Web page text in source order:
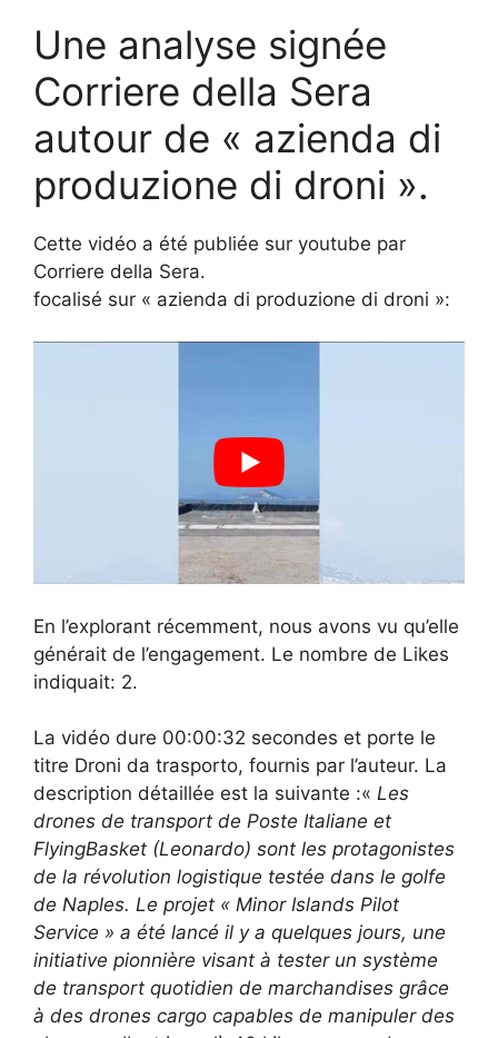
Une analyse signée
Corriere della Sera
autour de « azienda di
produzione di droni ».
Cette vidéo a été publiée sur youtube par
Corriere della Sera.
focalisé sur « azienda di produzione di droni »:
En l’explorant récemment, nous avons vu qu’elle
générait de l’engagement. Le nombre de Likes
indiquait: 2.
La vidéo dure 00:00:32 secondes et porte le
titre Droni da trasporto, fournis par l’auteur. La
description détaillée est la suivante :« Les
drones de transport de Poste Italiane et
FlyingBasket (Leonardo) sont les protagonistes
de la révolution logistique testée dans le golfe
de Naples. Le projet « Minor Islands Pilot
Service » a été lancé il y a quelques jours, une
initiative pionnière visant à tester un système
de transport quotidien de marchandises grâce
à des drones cargo capables de manipuler des